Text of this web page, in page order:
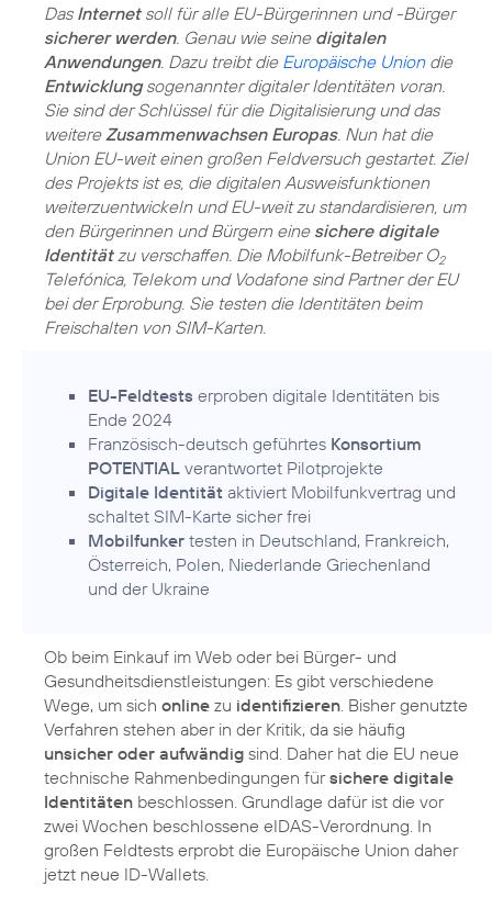
Das Internetsoll für alle EU-Bürgerinnen und -Bürger
sicherer werden. Genau wie seine digitalen
Anwendungen. Dazu treibt die Europäische Uniondie
Entwicklungsogenannter digitaler Identitäten voran.
Sie sind der Schlüssel für die Digitalisierung und das
weitere Zusammenwachsen Europas. Nun hat die
Union EU-weit einen großen Feldversuch gestartet. Ziel
des Projekts ist es, die digitalen Ausweisfunktionen
weiterzuentwickeln und EU-weit zu standardisieren, um
den Bürgerinnen und Bürgern eine sichere digitale
Identitätzu verschaffen. Die Mobilfunk-Betreiber O2
Telefónica, Telekom und Vodafone sind Partner der EU
bei der Erprobung. Sie testen die Identitäten beim
Freischalten von SIM-Karten.
EU-Feldtests erproben digitale Identitäten bis
Ende 2024
Französisch-deutsch geführtes Konsortium
POTENTIAL verantwortet Pilotprojekte
Digitale Identität aktiviert Mobilfunkvertrag und
schaltet SIM-Karte sicher frei
Mobilfunker testen in Deutschland, Frankreich,
Österreich, Polen, Niederlande Griechenland
und der Ukraine
Ob beim Einkauf im Web oder bei Bürger- und
Gesundheitsdienstleistungen: Es gibt verschiedene
Wege, um sich online zu identifizieren . Bisher genutzte
Verfahren stehen aber in der Kritik, da sie häufig
unsicher oder aufwändig sind. Daher hat die EU neue
technische Rahmenbedingungen fürsichere digitale
Identitäten beschlossen. Grundlage dafür ist die vor
zwei Wochen beschlossene eIDAS-Verordnung. In
großen Feldtests erprobt die Europäische Union daher
jetzt neue ID-Wallets.